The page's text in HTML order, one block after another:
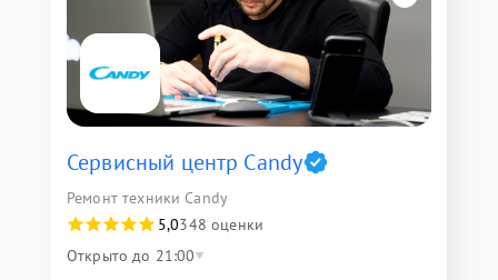
Сервисный центр Candy
Ремонт техники Candy
5,0348 оценки
Открыто до 21:00